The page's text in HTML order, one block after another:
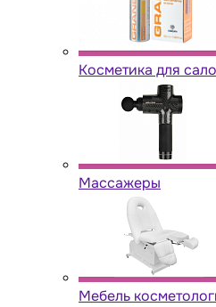
Косметика для
Массажеры
Мебель